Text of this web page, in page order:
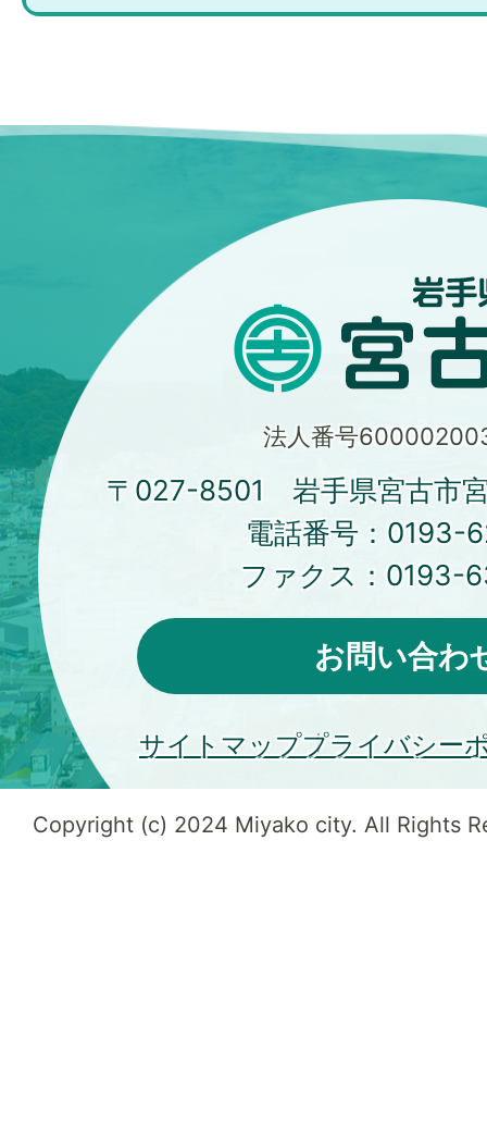
法人番号
〒027-8501 岩手県宮古市
電話番号： 0193-
ファクス： 0193-
お問い合わ
サイトマッププライバシー
Copyright (c) 2024 Miyako city. All Rights